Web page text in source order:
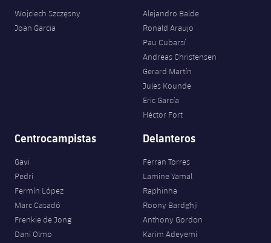
Acreditaciones
SUB8 B
Fotos
Fotos
Infantil A
Entradas
Fotos
Historia
Calendario
Actualidad
Campus Verano
Entradas
Resultados
plusicon
Calendario
Resultados
Actualidad
Barça C
Campus Verano
PLUSICON
MÁS
Wojciech Szczęsny
Joan Garcia
Alejandro Balde
Ronald Araujo
Pau Cubarsí
Andreas Christensen
Gerard Martín
Jules Kounde
Eric García
Héctor Fort
Centrocampistas
Gavi
Pedri
Fermín López
Marc Casadó
Frenkie de Jong
Dani Olmo
Delanteros
Ferran Torres
Lamine Yamal
Raphinha
Roony Bardghji
Anthony Gordon
Karim Adeyemi